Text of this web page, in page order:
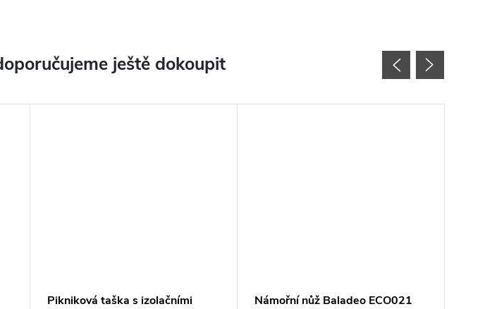
ještě dokoupit
Pikniková taška s izolačními Námořní nůž Baladeo ECO021